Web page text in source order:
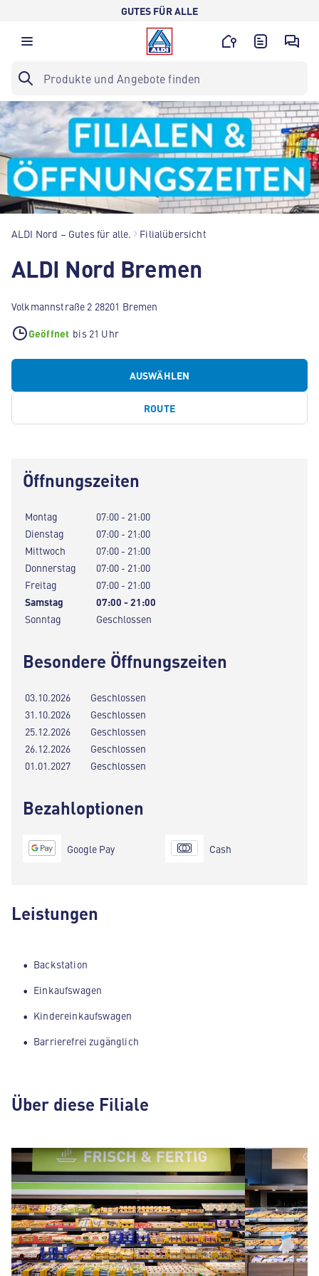
GUTES FÜR ALLE
ALDI Nord – Gutes für alle. Filialübersicht
ALDI Nord Bremen
Volkmannstraße 2 28201 Bremen
Geöffnet bis 21 Uhr
AUSWÄHLEN
ROUTE
Öffnungszeiten
Montag
07:00 - 21:00
Dienstag
07:00 - 21:00
Mittwoch
07:00 - 21:00
Donnerstag
07:00 - 21:00
Freitag
07:00 - 21:00
Samstag
07:00 - 21:00
Sonntag
Geschlossen
Besondere Öffnungszeiten
03.10.2026
Geschlossen
31.10.2026
Geschlossen
25.12.2026
Geschlossen
26.12.2026
Geschlossen
01.01.2027
Geschlossen
Bezahloptionen
Google Pay Cash
Leistungen
Backstation
Einkaufswagen
Kindereinkaufswagen
Barrierefrei zugänglich
Über diese Filiale